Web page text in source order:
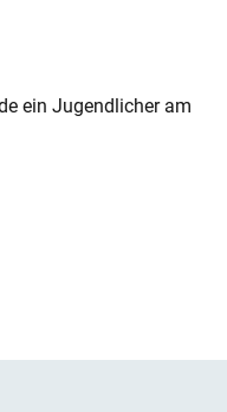
ein Jugendlicher am